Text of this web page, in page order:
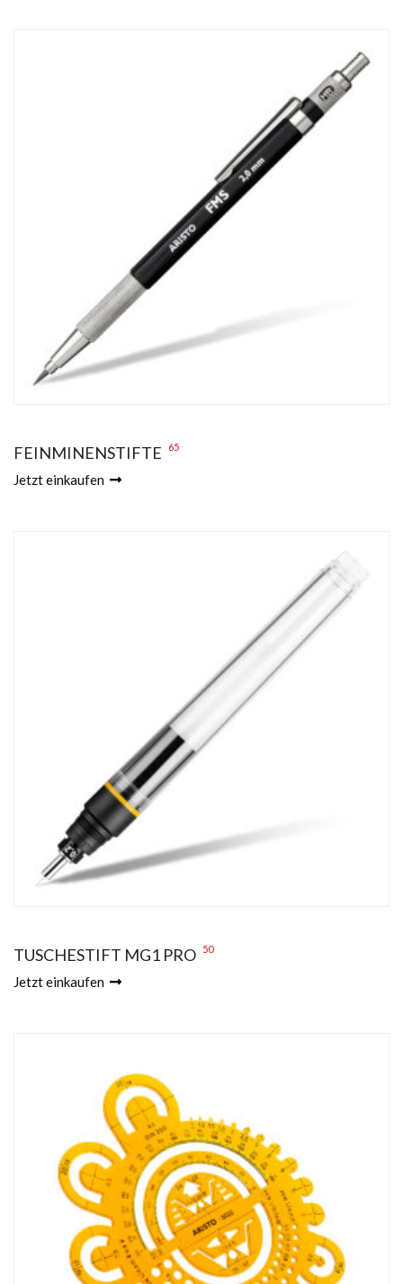
FEINMINENSTIFTE 65
Jetzt einkaufen
TUSCHESTIFT MG1 PRO 50
Jetzt einkaufen